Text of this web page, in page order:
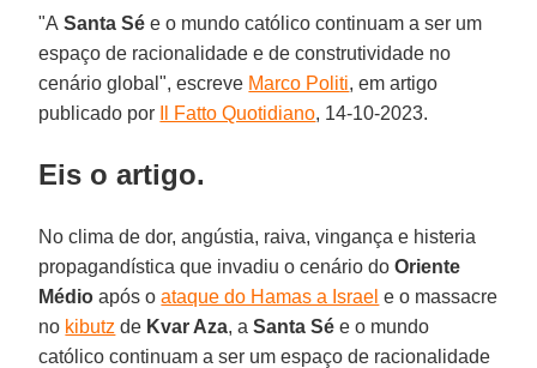
"A Santa Sé e o mundo católico continuam a ser um
espaço de racionalidade e de construtividade no
cenário global", escreve Marco Politi, em artigo
publicado por
Il Fatto Quotidiano, 14-10-2023.
Eis o artigo.
No clima de dor, angústia, raiva, vingança e histeria
propagandística que invadiu o cenário doOriente
Médio após oataque do Hamas a Israel e o massacre
no kibutz de Kvar Aza, aSanta Sé e o mundo
católico continuam a ser um espaço de racionalidade